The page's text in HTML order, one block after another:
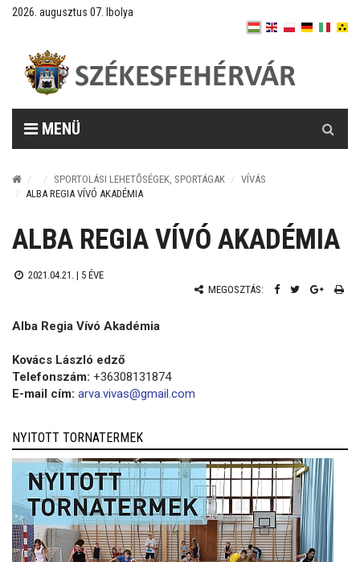
2026. augusztus 07. Ibolya
MENÜ
SPORTOLÁSI LEHETŐSÉGEK, SPORTÁGAK
VÍVÁS
ALBA REGIA VÍVÓ AKADÉMIA
ALBA REGIA VÍVÓ AKADÉMIA
2021.04.21. | 5 ÉVE
MEGOSZTÁS:
Alba Regia Vívó Akadémia
Kovács László edző
Telefonszám: +36308131874
E-mail cím: arva.vivas@gmail.com
NYITOTT TORNATERMEK